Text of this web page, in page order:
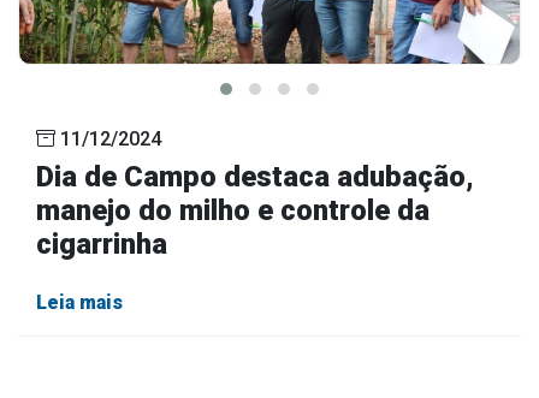
11/12/2024
Dia de Campo destaca adubação,
manejo do milho e controle da
cigarrinha
Leia mais